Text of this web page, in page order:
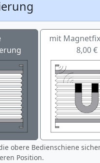
mit
8,00 €
obere Bedienschiene
Position.